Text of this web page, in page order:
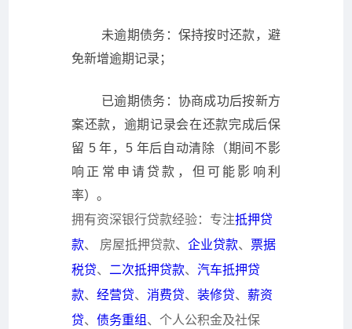
未逾期债务：保持按时还款，避
免新增逾期记录；
已逾期债务：协商成功后按新方
案还款，逾期记录会在还款完成后保
留 5 年，5 年后自动清除（期间不影
响正常申请贷款，但可能影响利
率）。
拥有资深银行贷款经验：专注抵押贷
款、 房屋抵押贷款、企业贷款、票据
税贷、 二次抵押贷款、汽车抵押贷
款、经营贷、消费贷、装修贷、薪资
贷、债务重组 、个人公积金及社保